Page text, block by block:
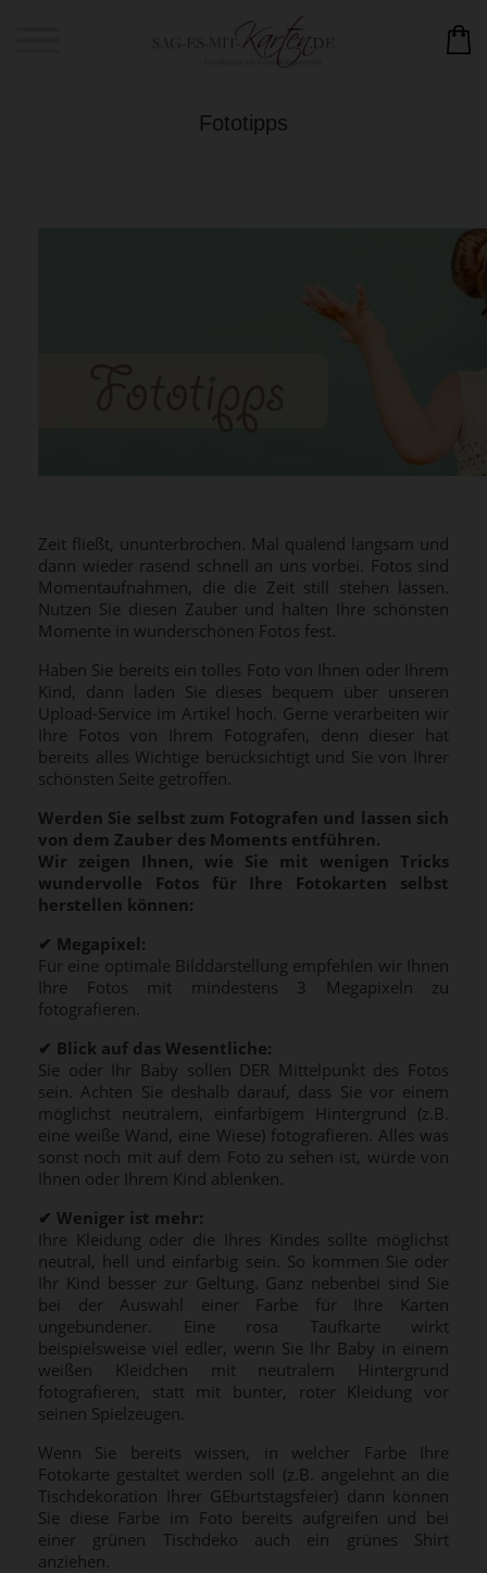
Fototipps
Zeit fließt, ununterbrochen. Mal quälend langsam und
dann wieder rasend schnell an uns vorbei. Fotos sind
Momentaufnahmen, die die Zeit still stehen lassen.
Nutzen Sie diesen Zauber und halten Ihre schönsten
Momente in wunderschönen Fotos fest.
Haben Sie bereits ein tolles Foto von Ihnen oder Ihrem
Kind, dann laden Sie dieses bequem über unseren
Upload-Service im Artikel hoch. Gerne verarbeiten wir
Ihre Fotos von Ihrem Fotografen, denn dieser hat
bereits alles Wichtige berücksichtigt und Sie von Ihrer
schönsten Seite getroffen.
Werden Sie selbst zum Fotografen und lassen sich
von dem Zauber des Moments entführen.
Wir zeigen Ihnen, wie Sie mit wenigen Tricks
wundervolle Fotos für Ihre Fotokarten selbst
herstellen können:
✔ Megapixel:
Für eine optimale Bilddarstellung empfehlen wir Ihnen
Ihre Fotos mit mindestens 3 Megapixeln zu
fotografieren.
✔ Blick auf das Wesentliche:
Sie oder Ihr Baby sollen DER Mittelpunkt des Fotos
sein. Achten Sie deshalb darauf, dass Sie vor einem
möglichst neutralem, einfarbigem Hintergrund (z.B.
eine weiße Wand, eine Wiese) fotografieren. Alles was
sonst noch mit auf dem Foto zu sehen ist, würde von
Ihnen oder Ihrem Kind ablenken.
✔ Weniger ist mehr:
Ihre Kleidung oder die Ihres Kindes sollte möglichst
neutral, hell und einfarbig sein. So kommen Sie oder
Ihr Kind besser zur Geltung. Ganz nebenbei sind Sie
bei der Auswahl einer Farbe für Ihre Karten
ungebundener. Eine rosa Taufkarte wirkt
beispielsweise viel edler, wenn Sie Ihr Baby in einem
weißen Kleidchen mit neutralem Hintergrund
fotografieren, statt mit bunter, roter Kleidung vor
seinen Spielzeugen.
Wenn Sie bereits wissen, in welcher Farbe Ihre
Fotokarte gestaltet werden soll (z.B. angelehnt an die
Tischdekoration Ihrer GEburtstagsfeier) dann können
Sie diese Farbe im Foto bereits aufgreifen und bei
einer grünen Tischdeko auch ein grünes Shirt
anziehen.